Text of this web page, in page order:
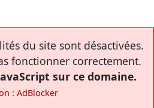
du site sont désactivées.
fonctionner correctement.
sur ce domaine.
: AdBlocker